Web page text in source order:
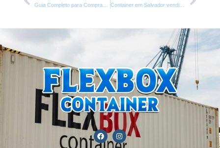
Container em Salvador vendido pela Flexbox Container